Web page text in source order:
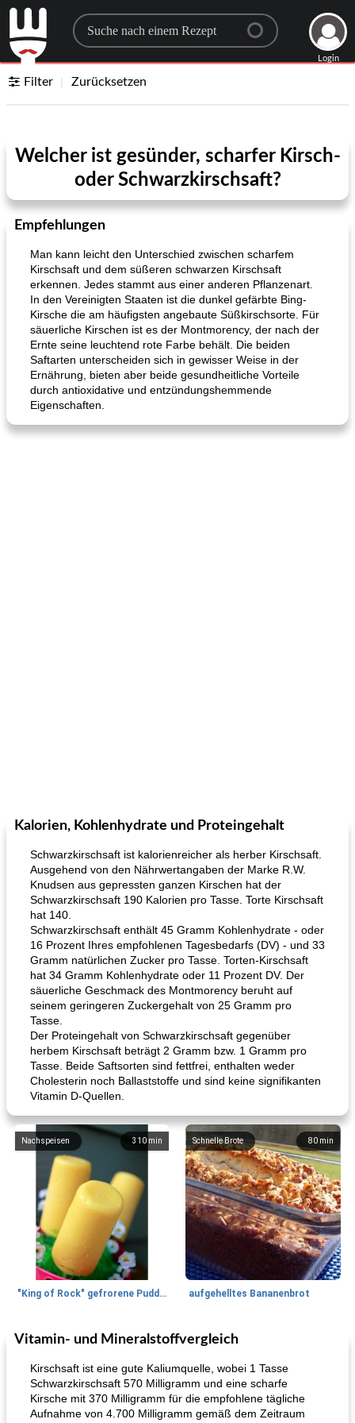
Search for a recipe
Login
Filter Zurücksetzen
Welcher ist gesünder, scharfer Kirsch-
oder Schwarzkirschsaft?
Empfehlungen
Man kann leicht den Unterschied zwischen scharfem
Kirschsaft und dem süßeren schwarzen Kirschsaft
erkennen. Jedes stammt aus einer anderen Pflanzenart.
In den Vereinigten Staaten ist die dunkel gefärbte Bing-
Kirsche die am häufigsten angebaute Süßkirschsorte. Für
säuerliche Kirschen ist es der Montmorency, der nach der
Ernte seine leuchtend rote Farbe behält. Die beiden
Saftarten unterscheiden sich in gewisser Weise in der
Ernährung, bieten aber beide gesundheitliche Vorteile
durch antioxidative und entzündungshemmende
Eigenschaften.
Kalorien, Kohlenhydrate und Proteingehalt
Schwarzkirschsaft ist kalorienreicher als herber Kirschsaft.
Ausgehend von den Nährwertangaben der Marke R.W.
Knudsen aus gepressten ganzen Kirschen hat der
Schwarzkirschsaft 190 Kalorien pro Tasse. Torte Kirschsaft
hat 140.
Schwarzkirschsaft enthält 45 Gramm Kohlenhydrate - oder
16 Prozent Ihres empfohlenen Tagesbedarfs (DV) - und 33
Gramm natürlichen Zucker pro Tasse. Torten-Kirschsaft
hat 34 Gramm Kohlenhydrate oder 11 Prozent DV. Der
säuerliche Geschmack des Montmorency beruht auf
seinem geringeren Zuckergehalt von 25 Gramm pro
Tasse.
Der Proteingehalt von Schwarzkirschsaft gegenüber
herbem Kirschsaft beträgt 2 Gramm bzw. 1 Gramm pro
Tasse. Beide Saftsorten sind fettfrei, enthalten weder
Cholesterin noch Ballaststoffe und sind keine signifikanten
Vitamin D-Quellen.
310 min
Nachspeisen
"King of Rock" gefrorene Pudding Pops
80 min
Schnelle Brote
aufgehelltes Bananenbrot
27 min
Mittagessen / Snacks Potluck Desserts
Vitamin- und Mineralstoffvergleich
Kirschsaft ist eine gute Kaliumquelle, wobei 1 Tasse
Schwarzkirschsaft 570 Milligramm und eine scharfe
Kirsche mit 370 Milligramm für die empfohlene tägliche
Aufnahme von 4.700 Milligramm gemäß dem Zeitraum